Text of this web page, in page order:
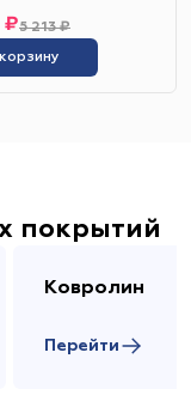
5 213 ₽
₽
покрытий
Ковролин
Перейти